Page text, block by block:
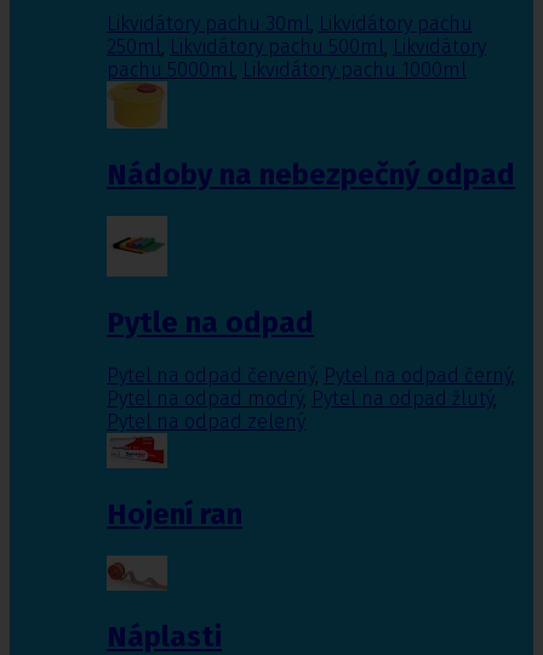
Likvidátory pachu 30ml, Likvidátory pachu
250ml, Likvidátory pachu 500ml, Likvidátory
pachu 5000ml, Likvidátory pachu 1000ml
Nádoby na nebezpečný odpad
Pytle na odpad
Pytel na odpad červený, Pytel na odpad černý,
Pytel na odpad modrý, Pytel na odpad žlutý,
Pytel na odpad zelený
Hojení ran
Náplasti